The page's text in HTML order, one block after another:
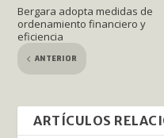
Bergara adopta medidas de
ordenamiento financiero y
eficiencia
ANTERIOR
ARTÍCULOS